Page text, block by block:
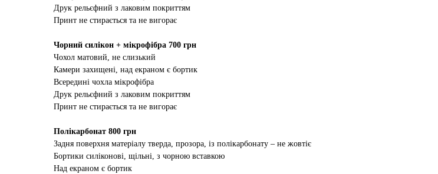
Друк рельєфний з лаковим покриттям
Принт не стирається та не вигорає
Чорний силікон + мікрофібра 700 грн
Чохол матовий, не слизький
Камери захищені, над екраном є бортик
Всередині чохла мікрофібра
Друк рельєфний з лаковим покриттям
Принт не стирається та не вигорає
Полікарбонат 800 грн
Задня поверхня матеріалу тверда, прозора, із полікарбонату – не жовтіє
Бортики силіконові, щільні, з чорною вставкою
Над екраном є бортик